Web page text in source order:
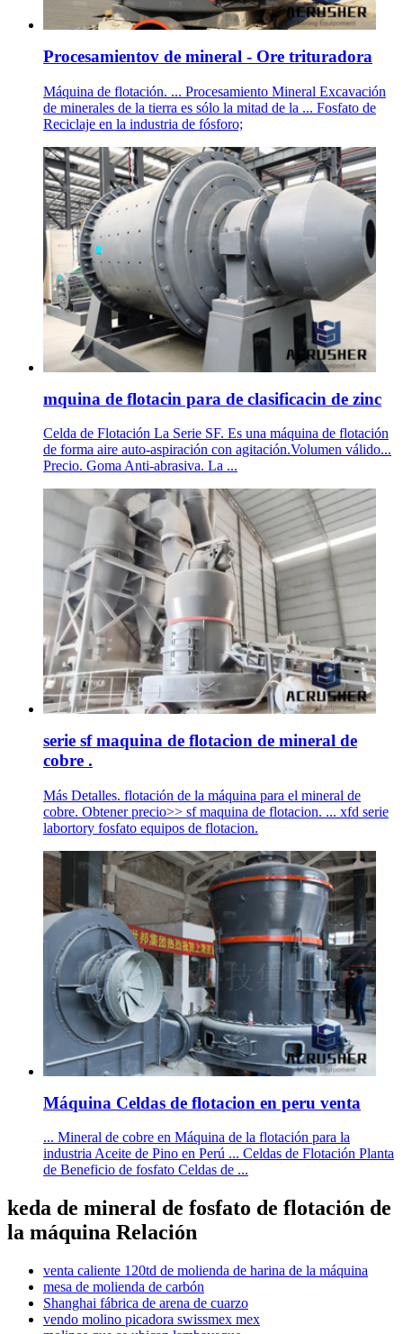
Procesamientov de mineral - Ore trituradora
Máquina de flotación. ... Procesamiento Mineral Excavación
de minerales de la tierra es sólo la mitad de la ... Fosfato de
Reciclaje en la industria de fósforo;
mquina de flotacin para de clasificacin de zinc
Celda de Flotación La Serie SF. Es una máquina de flotación
de forma aire auto-aspiración con agitación.Volumen válido...
Precio. Goma Anti-abrasiva. La ...
serie sf maquina de flotacion de mineral de
cobre .
Más Detalles. flotación de la máquina para el mineral de
cobre. Obtener precio>> sf maquina de flotacion. ... xfd serie
labortory fosfato equipos de flotacion.
Máquina Celdas de flotacion en peru venta
... Mineral de cobre en Máquina de la flotación para la
industria Aceite de Pino en Perú ... Celdas de Flotación Planta
de Beneficio de fosfato Celdas de ...
keda de mineral de fosfato de flotación de
la máquina Relación
venta caliente 120td de molienda de harina de la máquina
mesa de molienda de carbón
Shanghai fábrica de arena de cuarzo
vendo molino picadora swissmex mex